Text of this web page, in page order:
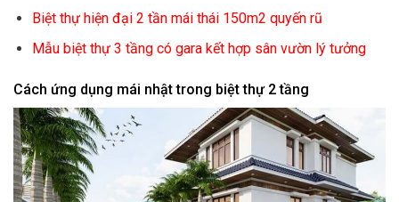
Biệt thự hiện đại 2 tần mái thái 150m2 quyến rũ
Mẫubiệt thự 3 tầng có gara kết hợp sân vườn lý tưởng
Cách ứng dụng mái nhật trong biệt thự 2 tầng